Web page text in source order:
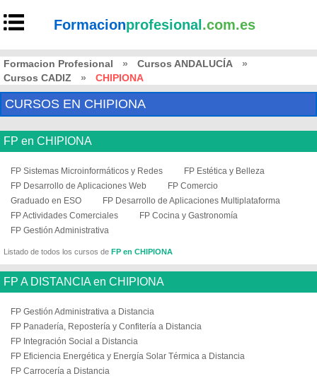
Formacionprofesional .com.es
Formacion Profesional » Cursos ANDALUCÍA
»
Cursos CADIZ
» CHIPIONA
CURSOS EN CHIPIONA
FP en CHIPIONA
FP Sistemas Microinformáticos y Redes
FP Estética y Belleza
FP Desarrollo de Aplicaciones Web
FP Comercio
Graduado en ESO
FP Desarrollo de Aplicaciones Multiplataforma
FP Actividades Comerciales
FP Cocina y Gastronomía
FP Gestión Administrativa
Listado de todos los cursos de FP en CHIPIONA
FP A DISTANCIA en CHIPIONA
FP Gestión Administrativa a Distancia
FP Panadería, Repostería y Confitería a Distancia
FP Integración Social a Distancia
FP Eficiencia Energética y Energía Solar Térmica a Distancia
FP Carrocería a Distancia